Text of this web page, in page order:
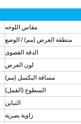
مقاس اللوحه
منطقة العرض (مم) / الوضع
الدقة القصوى
لون العرض
مسافة البكسل (مم)
السطوع (القمل)
التباين
زاوية بصرية